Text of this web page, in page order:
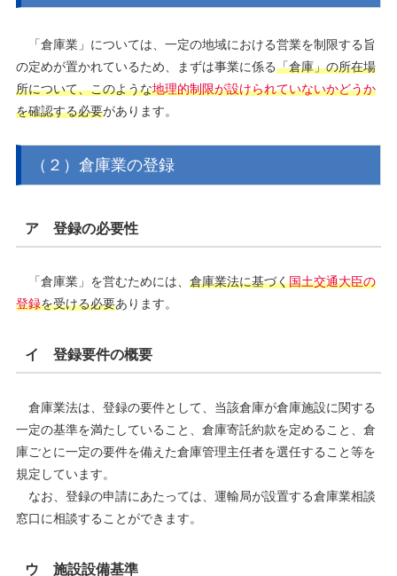
「倉庫業」については、一定の地域における営業を制限する旨
の定めが置かれているため、まずは事業に係る「倉庫」の所在場
所について、このような地理的制限が設けられていないかどうか
を確認する必要があります。
（２）倉庫業の登録
ア 登録の必要性
「倉庫業」を営むためには、倉庫業法に基づく国土交通大臣の
登録を受ける必要あります。
イ 登録要件の概要
倉庫業法は、登録の要件として、当該倉庫が倉庫施設に関する
一定の基準を満たしていること、倉庫寄託約款を定めること、倉
庫ごとに一定の要件を備えた倉庫管理主任者を選任すること等を
規定しています。
なお、登録の申請にあたっては、運輸局が設置する倉庫業相談
窓口に相談することができます。
ウ 施設設備基準